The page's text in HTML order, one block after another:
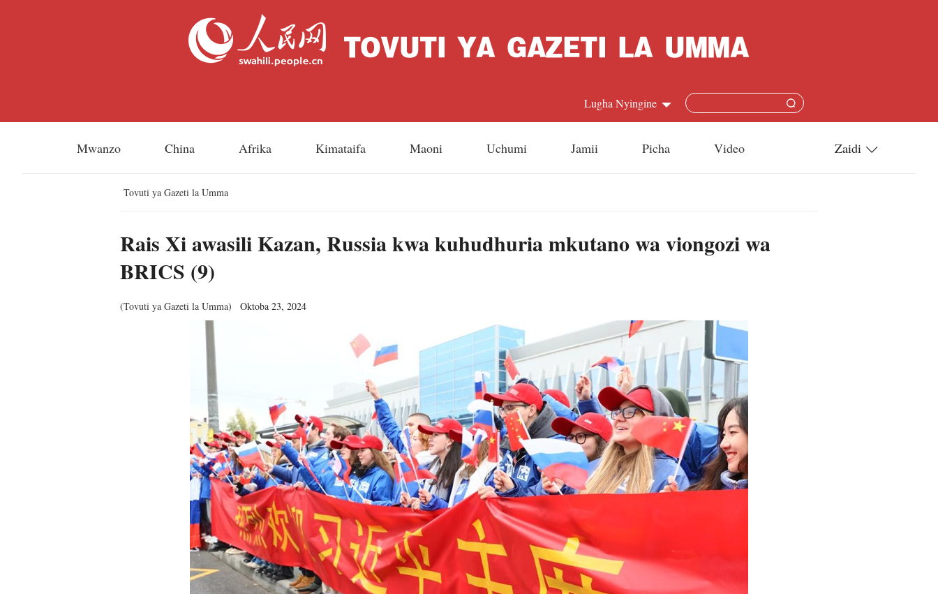
Lugha Nyingine
Français
عربي
한국어
Deutsch
Português
Italiano
ภาษาไทย
Bahasa Melayu
Mwanzo China Afrika Kimataifa Maoni Uchumi Jamii Picha Video Zaidi
Tovuti ya Gazeti la Umma
Rais Xi awasili Kazan, Russia kwa kuhudhuria mkutano wa viongozi wa
BRICS (9)
(Tovuti ya Gazeti la Umma) Oktoba 23, 2024